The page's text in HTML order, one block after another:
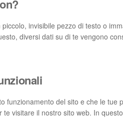
invisibile pezzo di testo o
diversi dati su di te vengono
funzionamento del sito e che le tue
visitare il nostro sito web. In